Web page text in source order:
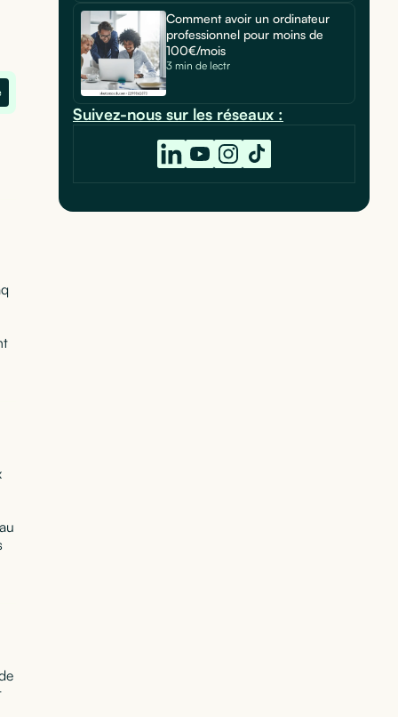
Comment avoir un ordinateur
professionnel pour moins de
100€/mois
3 min de lectr
Suivez-nous sur les réseaux :